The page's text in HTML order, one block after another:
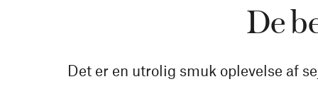
De
Det er en utrolig smuk oplevelse af